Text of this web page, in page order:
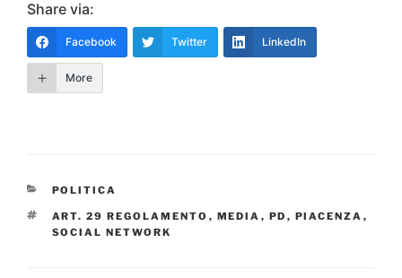
Share via:
Facebook Twitter LinkedIn
More
CATEGORIE
POLITICA
TAG
ART. 29 REGOLAMENTO , MEDIA , PD , PIACENZA ,
SOCIAL NETWORK